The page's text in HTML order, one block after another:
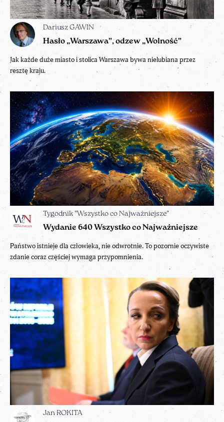
Dariusz GAWIN
Hasło „Warszawa”, odzew „Wolność”
Jak każde duże miasto i stolica Warszawa bywa nielubiana przez
resztę kraju.
Tygodnik "Wszystko co Najważniejsze"
Wydanie 640 Wszystko co Najważniejsze
Państwo istnieje dla człowieka, nie odwrotnie. To pozornie oczywiste
zdanie coraz częściej wymaga przypomnienia.
Jan ROKITA